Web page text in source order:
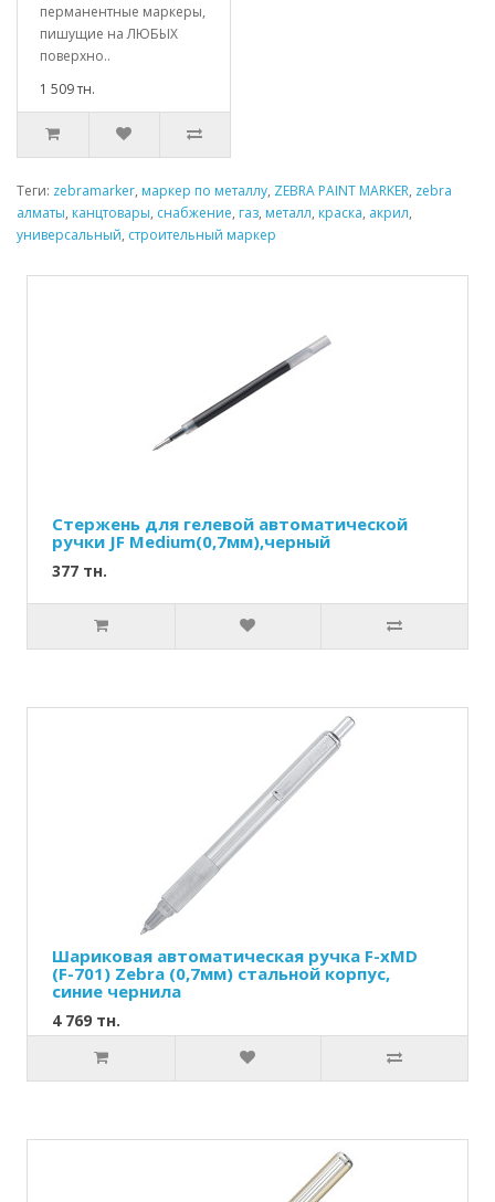
перманентные маркеры,
пишущие на ЛЮБЫХ
поверхно..
1 509 тн.
Теги: zebramarker, маркер по металлу, ZEBRA PAINT MARKER, zebra
алматы, канцтовары, снабжение, газ, металл, краска, акрил,
универсальный, строительный маркер
Стержень для гелевой автоматической
ручки JF Medium(0,7мм),черный
377 тн.
Шариковая автоматическая ручка F-xMD
(F-701) Zebra (0,7мм) стальной корпус,
синие чернила
4 769 тн.